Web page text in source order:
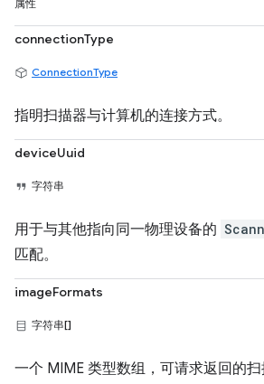
属性
connectionType
ConnectionType
指明扫描器与计算机的连接方式。
deviceUuid
字符串
用于与其他指向同一物理设备的
匹配。
imageFormats
字符串[]
一个 MIME 类型数组，可请求返回的